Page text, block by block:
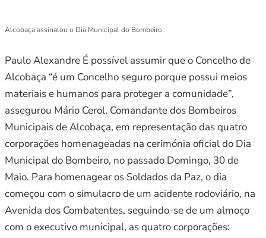
Alcobaça assinalou o Dia Municipal do Bombeiro
Paulo Alexandre É possível assumir que o Concelho de
Alcobaça “é um Concelho seguro porque possui meios
materiais e humanos para proteger a comunidade”,
assegurou Mário Cerol, Comandante dos Bombeiros
Municipais de Alcobaça, em representação das quatro
corporações homenageadas na cerimónia oficial do Dia
Municipal do Bombeiro, no passado Domingo, 30 de
Maio. Para homenagear os Soldados da Paz, o dia
começou com o simulacro de um acidente rodoviário, na
Avenida dos Combatentes, seguindo-se de um almoço
com o executivo municipal, as quatro corporações: